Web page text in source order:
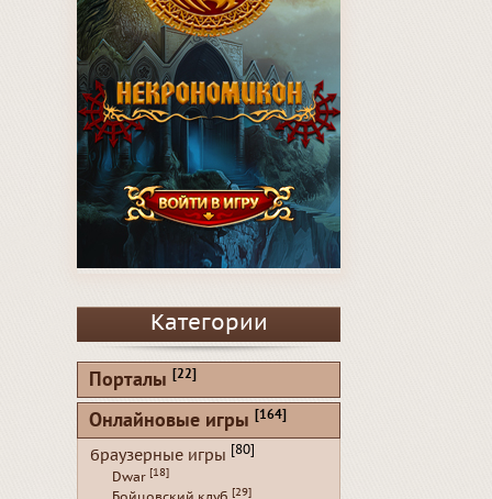
Категории
Порталы [22]
Онлайновые игры [164]
браузерные игры [80]
Dwar [18]
[29]